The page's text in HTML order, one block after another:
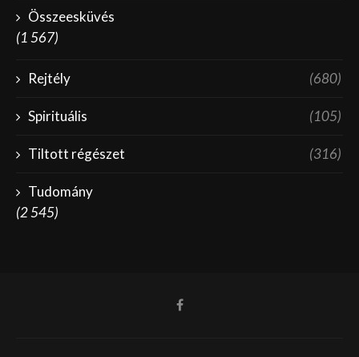
Összeesküvés
(1 567)
Rejtély (680)
Spirituális (105)
Tiltott régészet (316)
Tudomány
(2 545)